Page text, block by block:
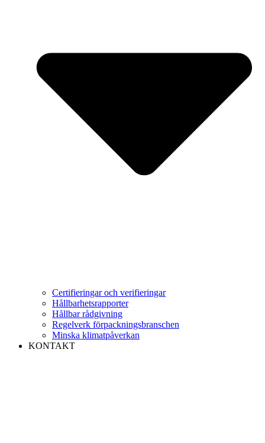
Certifieringar och verifieringar
Hållbarhetsrapporter
Hållbar rådgivning
Regelverk förpackningsbranschen
Minska klimatpåverkan
KONTAKT